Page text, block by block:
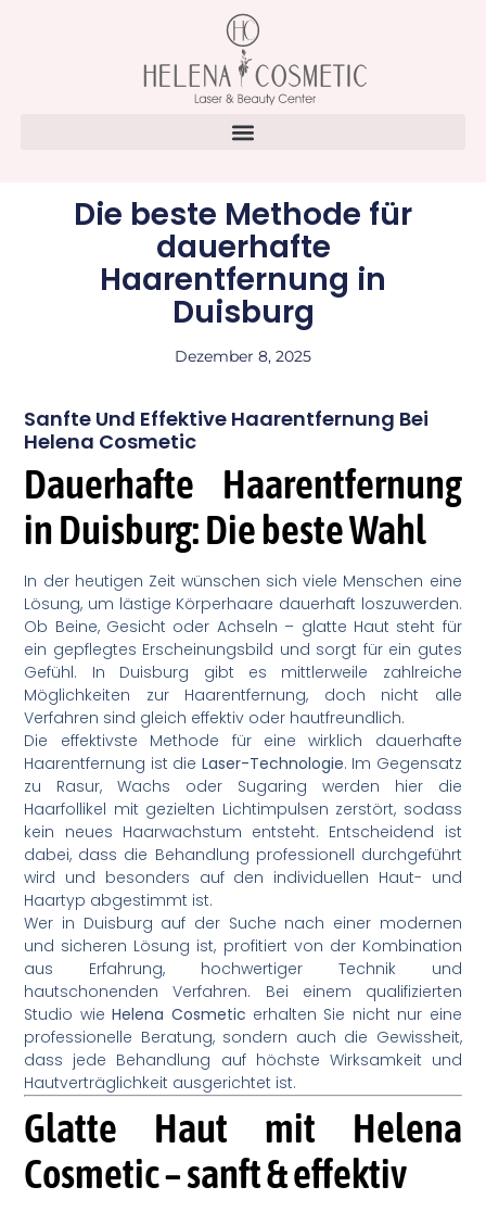
Die beste Methode für
dauerhafte
Haarentfernung in
Duisburg
Dezember 8, 2025
Sanfte Und Effektive Haarentfernung Bei
Helena Cosmetic
Dauerhafte Haarentfernung
in Duisburg: Die beste Wahl
In der heutigen Zeit wünschen sich viele Menschen eine
Lösung, um lästige Körperhaare dauerhaft loszuwerden.
Ob Beine, Gesicht oder Achseln – glatte Haut steht für
ein gepflegtes Erscheinungsbild und sorgt für ein gutes
Gefühl. In Duisburg gibt es mittlerweile zahlreiche
Möglichkeiten zur Haarentfernung, doch nicht alle
Verfahren sind gleich effektiv oder hautfreundlich.
Die effektivste Methode für eine wirklich dauerhafte
Haarentfernung ist die Laser-Technologie. Im Gegensatz
zu Rasur, Wachs oder Sugaring werden hier die
Haarfollikel mit gezielten Lichtimpulsen zerstört, sodass
kein neues Haarwachstum entsteht. Entscheidend ist
dabei, dass die Behandlung professionell durchgeführt
wird und besonders auf den individuellen Haut- und
Haartyp abgestimmt ist.
Wer in Duisburg auf der Suche nach einer modernen
und sicheren Lösung ist, profitiert von der Kombination
aus Erfahrung, hochwertiger Technik und
hautschonenden Verfahren. Bei einem qualifizierten
Studio wieHelena Cosmetic erhalten Sie nicht nur eine
professionelle Beratung, sondern auch die Gewissheit,
dass jede Behandlung auf höchste Wirksamkeit und
Hautverträglichkeit ausgerichtet ist.
Glatte Haut mit Helena
Cosmetic – sanft & effektiv